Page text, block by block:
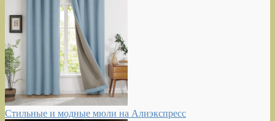
Стильные и модные мюли на Алиэкспресс